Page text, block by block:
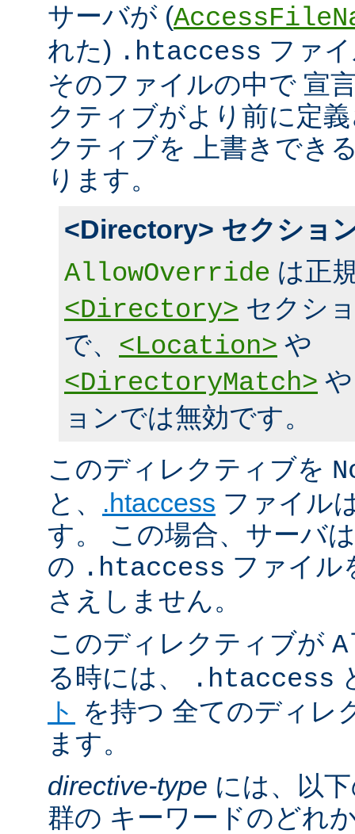
サーバが (
れた) .htaccess ファ
そのファイルの中で 宣
クティブがより前に定
クティブを 上書きでき
ります。
<Directory> セクショ
AllowOverride は正
<Directory> セクシ
で、 <Location> や
<DirectoryMatch>
ョンでは無効です。
このディレクティブを
と、 .htaccess ファイル
す。 この場合、サーバ
の .htaccess ファイル
さえしません。
このディレクティブが
る時には、
.htaccess
ト を持つ 全てのディレ
ます。
directive-type には、以
群の キーワードのどれ